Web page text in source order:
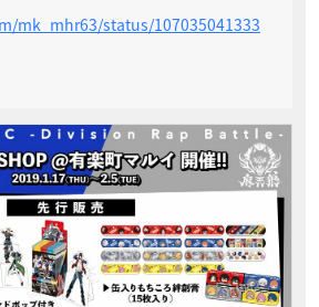
mk_mhr63/status/107035041333